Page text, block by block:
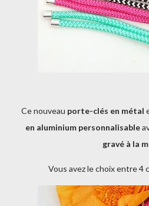
Ce nouveau porte-clés en métal
en aluminium personnalisable
gravé à la
Vous avez le choix entre 4